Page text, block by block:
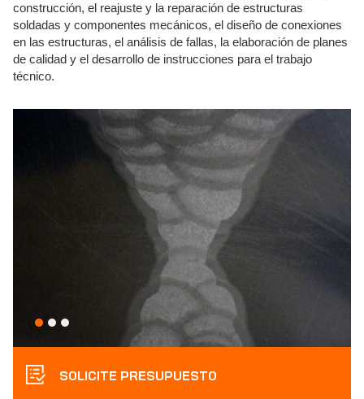
construcción, el reajuste y la reparación de estructuras
soldadas y componentes mecánicos, el diseño de conexiones
en las estructuras, el análisis de fallas, la elaboración de planes
de calidad y el desarrollo de instrucciones para el trabajo
técnico.
SOLICITE PRESUPUESTO